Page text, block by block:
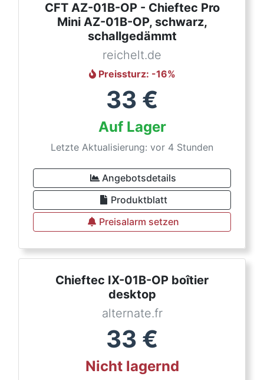
CFT AZ-01B-OP - Chieftec Pro
Mini AZ-01B-OP, schwarz,
schallgedämmt
reichelt.de
Preissturz: -16%
33 €
Auf Lager
Letzte Aktualisierung: vor 4 Stunden
Angebotsdetails
Produktblatt
Preisalarm setzen
Chieftec IX-01B-OP boîtier
desktop
alternate.fr
33 €
Nicht lagernd